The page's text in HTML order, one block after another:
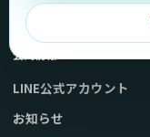
弊社販売ストアへ
公式情報
LINE公式アカウント
お知らせ